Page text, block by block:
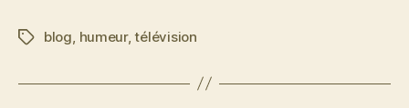
Étiquettes
blog humeur,télévision